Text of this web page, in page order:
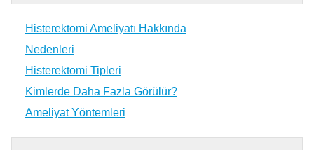
Histerektomi Ameliyatı Hakkında
Nedenleri
Histerektomi Tipleri
Kimlerde Daha Fazla Görülür?
Ameliyat Yöntemleri